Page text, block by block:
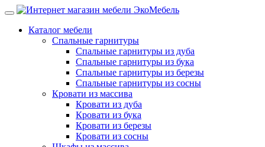
Каталог мебели
Спальные гарнитуры
Спальные гарнитуры из дуба
Спальные гарнитуры из бука
Спальные гарнитуры из березы
Спальные гарнитуры из сосны
Кровати из массива
Кровати из дуба
Кровати из бука
Кровати из березы
Кровати из сосны